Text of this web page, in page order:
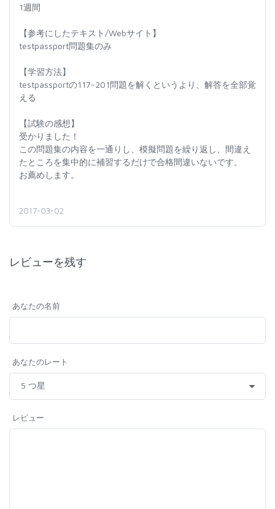
1週間
【参考にしたテキスト/Webサイト】
testpassport問題集のみ
【学習方法】
testpassportの117-201問題を解くというより、解答を全部覚
える
【試験の感想】
受かりました！
この問題集の内容を一通りし、模擬問題を繰り返し、間違え
たところを集中的に補習するだけで合格間違いないです。
お薦めします。
2017-03-02
レビューを残す
あなたの名前
あなたのレート
レビュー